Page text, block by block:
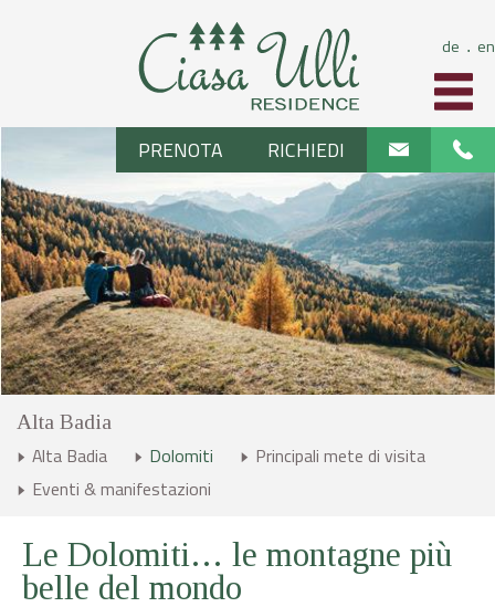
de ⋅ en
PRENOTA RICHIEDI
Alta Badia
Alta Badia Dolomiti
Principali mete di visita
Eventi & manifestazioni
Le Dolomiti… le montagne più
belle del mondo